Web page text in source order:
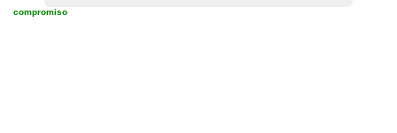
compromiso